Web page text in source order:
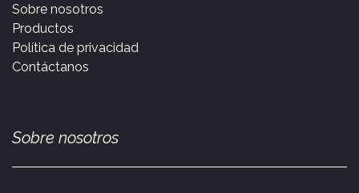
Sobre nosotros
Productos
Política de privacidad
Contáctanos
Sobre nosotros